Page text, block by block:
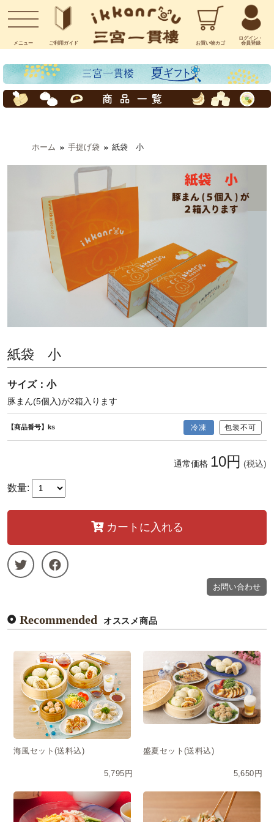
メニュー ご利用 ガイド お買い物カゴ
ログイン・
会員登録
お問い合わせ
ホーム 手提げ袋 紙袋 小
紙袋 小
サイズ：小
豚まん(5個入)が2箱入ります
【商品番号】ks 冷凍 包装不可
通常価格 10円 (税込)
数量:
カートに入れる
お問い合わせ
Recommended オススメ商品
海風セット(送料込)
5,795円
盛夏セット(送料込)
5,650円